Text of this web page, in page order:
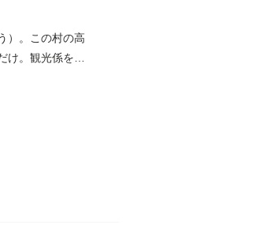
）。この村の高
。観光係を命